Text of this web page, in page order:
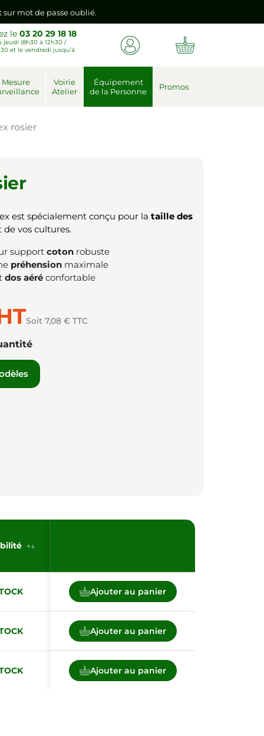
connexion vers votre nouvel espace client.
mot de passe oublié.
connexion vers votre nouvel espace client.
le03 20 29 18 18
jeudi (8h30 à 12h30 /
et le vendredi jusqu’à
Mesure
Voirie
Atelier
Équipement
de la Personne
Promos
rosier
est spécialement conçu pour la taille des
vos cultures.
support coton robuste
préhension maximale
dos aéré confortable
Soit 7,08 € TTC
Ajouter au panier
Ajouter au panier
Ajouter au panier